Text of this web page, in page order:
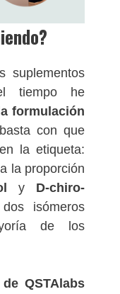
suplementos
tiempo he
formulación
con que
la etiqueta:
la proporción
y D-chiro-
isómeros
de los
QSTAlabs